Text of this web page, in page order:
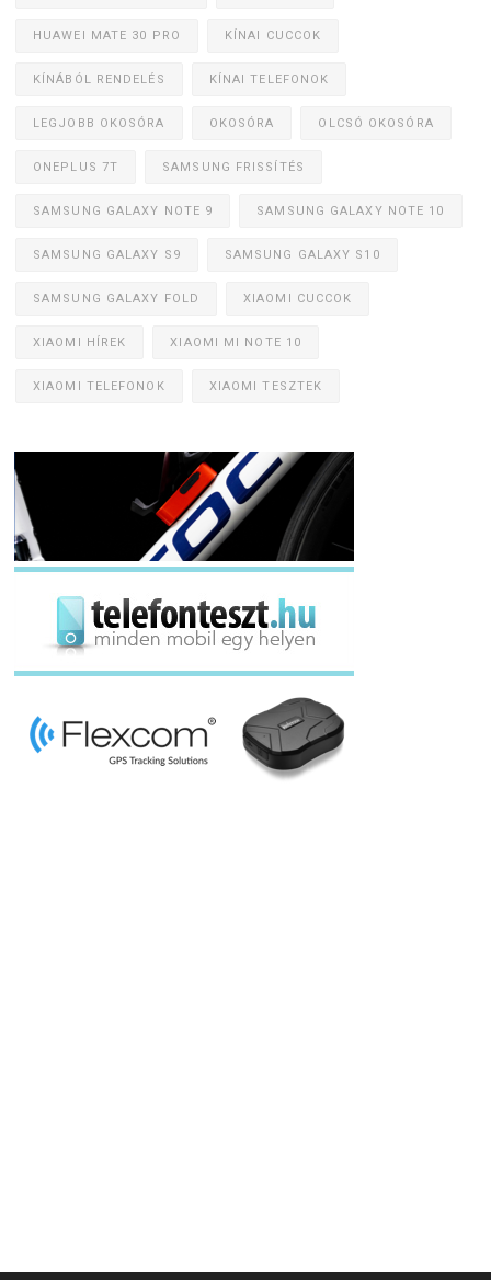
HUAWEI MATE 30 PRO KÍNAI CUCCOK
KÍNÁBÓL RENDELÉS KÍNAI TELEFONOK
LEGJOBB OKOSÓRA OKOSÓRA OLCSÓ OKOSÓRA
ONEPLUS 7T SAMSUNG FRISSÍTÉS
SAMSUNG GALAXY NOTE 9 SAMSUNG GALAXY NOTE 10
SAMSUNG GALAXY S9 SAMSUNG GALAXY S10
SAMSUNG GALAXY FOLD XIAOMI CUCCOK
XIAOMI HÍREK XIAOMI MI NOTE 10
XIAOMI TELEFONOK XIAOMI TESZTEK